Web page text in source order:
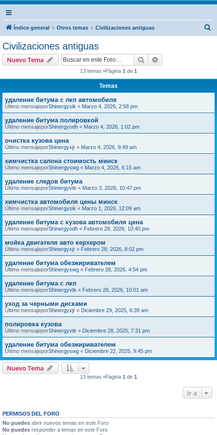
Índice general Otros temas Civilizaciones antiguas
Civilizaciones antiguas
Nuevo Tema Buscar
13 temas •Página 1 de 1
Temas
удаление битума с лкп автомобиля
Último mensajeporShinergysik « Marzo 4, 2026, 2:58 pm
удаление битума полировкой
Último mensajeporShinergyodh « Marzo 4, 2026, 1:02 pm
очистка кузова цена
Último mensajeporShinergyxjr « Marzo 4, 2026, 9:49 am
химчистка салона стоимость минск
Último mensajeporShinergyswg « Marzo 4, 2026, 6:15 am
удаление следов битума
Último mensajeporShinergyvtk « Marzo 3, 2026, 10:47 pm
химчистка автомобиля цены минск
Último mensajeporShinergysik « Marzo 1, 2026, 12:09 am
удаление битума с кузова автомобиля цена
Último mensajeporShinergyodh « Febrero 28, 2026, 10:40 pm
мойка двигателя авто керхером
Último mensajeporShinergyxjr « Febrero 28, 2026, 8:02 pm
удаление битума обезжиривателем
Último mensajeporShinergyswg « Febrero 28, 2026, 4:54 pm
удаление битума с лкп
Último mensajeporShinergyvtk « Febrero 28, 2026, 10:01 am
уход за черными дисками
Último mensajeporShinergyxjr « Diciembre 29, 2025, 6:39 am
полировка кузова
Último mensajeporShinergyvtk « Diciembre 28, 2025, 7:31 pm
удаление битума обезжиривателем
Último mensajeporShinergyswg « Diciembre 22, 2025, 9:45 pm
Nuevo Tema
13 temas •Página 1 de 1
Ir a
PERMISOS DEL FORO
No puedes abrir nuevos temas en este Foro
No puedes responder a temas en este Foro